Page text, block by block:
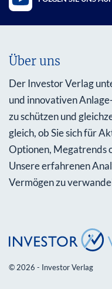
Über uns
Der Investor Verlag
und innovativen
zu schützen und
gleich, ob Sie sich für
Optionen, Megatrends
Unsere erfahrenen
Vermögen zu
© 2026 - Investor Verlag